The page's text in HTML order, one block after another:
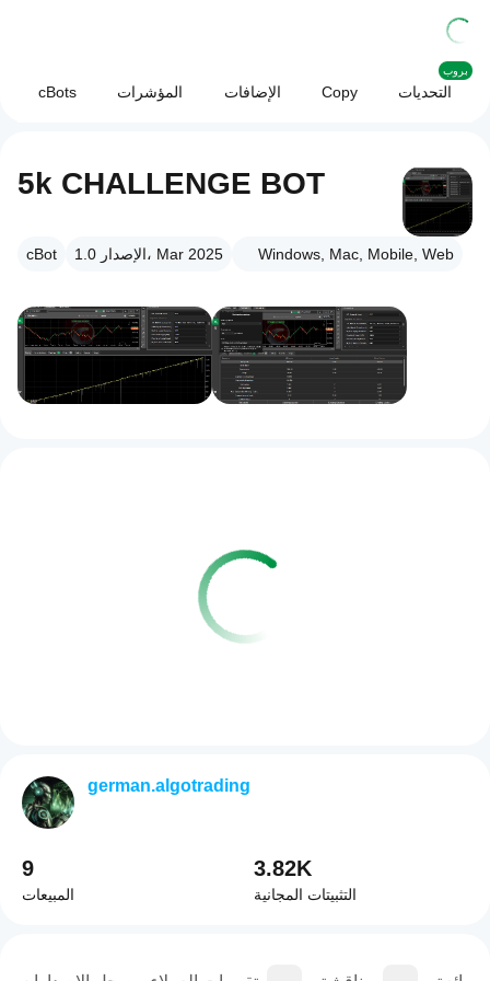
cBots المؤشرات الإضافات Copy التحديات
بروب
5k CHALLENGE BOT
cBot الإصدار 1.0، Mar 2025 Windows, Mac, Mobile, Web
german.algotrading
9
المبيعات
3.82K
التثبيتات المجانية